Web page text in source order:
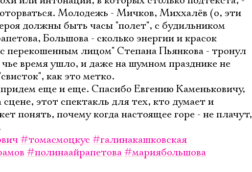
оторваться. Молодежь - Мичков, Миххалёв (о, эти
должны быть часы "полет", с будильником
Большова - сколько энергии и красок
перекошенным лицом" Степана Пьянкова - тронул
время ушло, и даже на шумном празднике не
как это метко.
еще и еще. Спасибо Евгению Каменьковичу,
этот спектакль для тех, кто думает и
понять, почему когда настоящее горе - не плачут,
#томасмоцкус #галинакашковская
#полинаайрапетова#мариябольшова